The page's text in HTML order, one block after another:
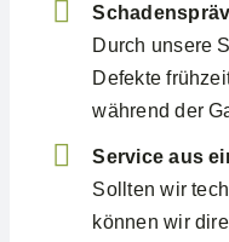
Durch unsere
Defekte
während der
Service aus
Sollten wir
können wir